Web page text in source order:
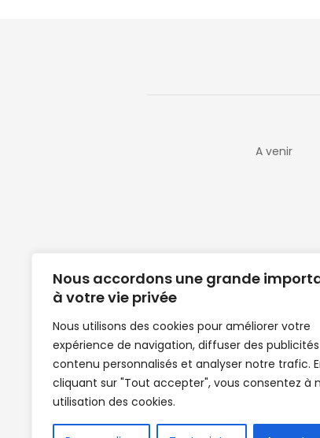
Nous accordons une grande
à votre vie privée
Nous utilisons des cookies pour améliorer votre
expérience de navigation, diffuser des
contenu personnalisés et analyser notre trafic.
cliquant sur "Tout accepter", vous consentez à
utilisation des cookies.
A venir
Clubs de football en Guinée |
de Guinée de football | Mercato |
News | Match en direct | But |
| Handball Guinee | Match Guinee
de Guinée | Senegal Equipe |